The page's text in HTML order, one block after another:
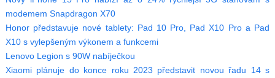
modemem Snapdragon X70
Honor představuje nové tablety: Pad 10 Pro, Pad X10 Pro a Pad
X10 s vylepšeným výkonem a funkcemi
Lenovo Legion s 90W nabíječkou
Xiaomi plánuje do konce roku 2023 představit novou řadu 14 s